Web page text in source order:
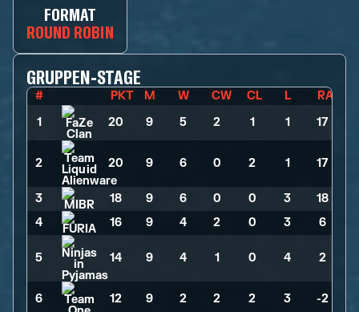
FORMAT
ROUND ROBIN
GRUPPEN-STAGE
# PKT M W CW CL L
RA
1
20 9 5 2 1 1 17
2 20 9 6 0 2 1 17
3 18 9 6 0 0 3
18
4
16 9 4 2 0 3 6
5 14 9 4 1 0 4 2
6 12 9 2 2 2 3 -2